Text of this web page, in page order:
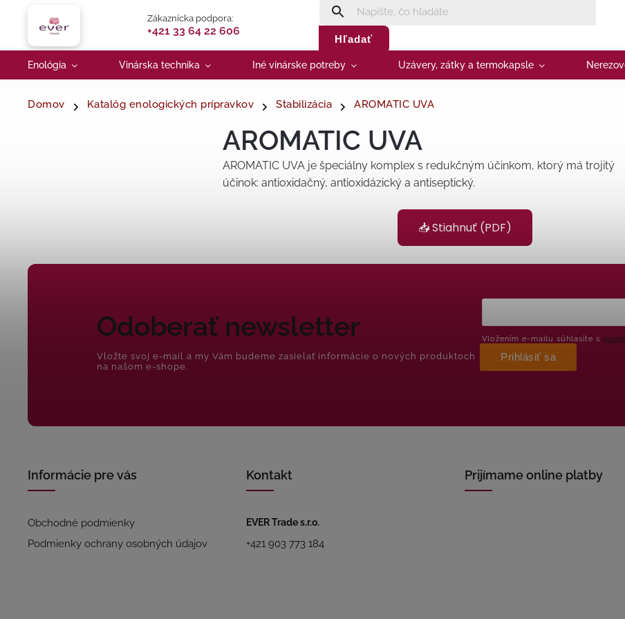
Zákaznícka podpora:
+421 33 64 22 606
Hľadať
Enológia Vinárska technika Iné vinárske potreby Uzávery, zátky a termokapsle
Domov Katalóg enologických prípravkov Stabilizácia AROMATIC UVA
AROMATIC UVA
AROMATIC UVA je špeciálny komplex s redukčným účinkom, ktorý má trojitý
účinok: antioxidačný, antioxidázický a antiseptický.
📥 Stiahnuť (PDF)
Odoberať newsletter
Vložte svoj e-mail a my Vám budeme zasielať informácie o nových produktoch
na našom e-shope.
Vložením e-mailu súhlasíte s
Prihlásiť sa
Informácie pre vás
Obchodné podmienky
Podmienky ochrany osobných údajov
Kontakt
EVER Trade s.r.o.
+421 903 773 184
Prijímame online platby